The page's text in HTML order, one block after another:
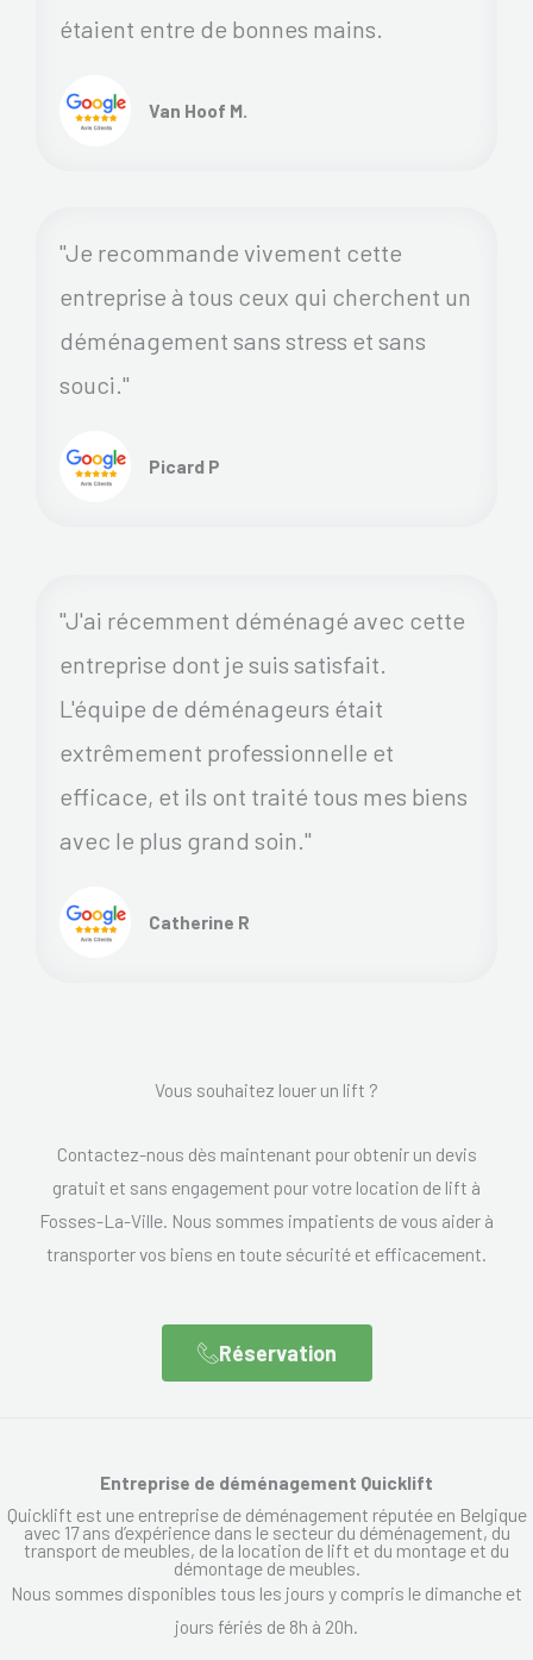
étaient entre de bonnes mains.
Van Hoof M.
"Je recommande vivement cette
entreprise à tous ceux qui cherchent un
déménagement sans stress et sans
souci."
Picard P
"J'ai récemment déménagé avec cette
entreprise dont je suis satisfait.
L'équipe de déménageurs était
extrêmement professionnelle et
efficace, et ils ont traité tous mes biens
avec le plus grand soin."
Catherine R
Vous souhaitez louer un lift ?
Contactez-nous dès maintenant pour obtenir un devis
gratuit et sans engagement pour votre location de lift à
Fosses-La-Ville. Nous sommes impatients de vous aider à
transporter vos biens en toute sécurité et efficacement.
Réservation
Entreprise de déménagement Quicklift
Quicklift est une entreprise de déménagement réputée en Belgique
avec 17 ans d’expérience dans le secteur du déménagement, du
transport de meubles, de la location de lift et du montage et du
démontage de meubles.
Nous sommes disponibles tous les jours y compris le dimanche et
jours fériés de 8h à 20h.